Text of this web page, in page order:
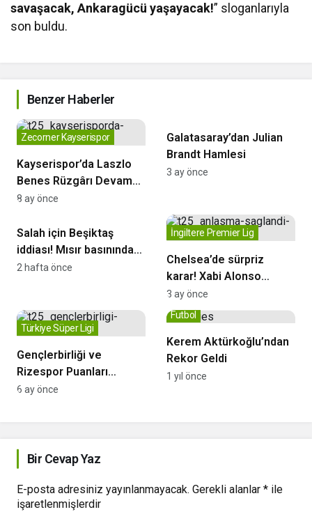
savaşacak, Ankaragücü yaşayacak!” sloganlarıyla
son buldu.
Benzer Haberler
Kayserispor’da Laszlo
Benes Rüzgârı Devam
Ediyor
Zecorner Kayserispor
8 ay önce
Galatasaray’dan Julian
Brandt Hamlesi
3 ay önce
Salah için Beşiktaş
iddiası! Mısır basınından
flaş transfer açıklaması
Futbol
2 hafta önce
Chelsea’de sürpriz
karar! Xabi Alonso
dönemi başlıyor
İngiltere Premier Lig
3 ay önce
Gençlerbirliği ve
Rizespor Puanları
Paylaştı
Türkiye Süper Ligi
6 ay önce
Kerem Aktürkoğlu’ndan
Rekor Geldi
Futbol
1 yıl önce
Bir Cevap Yaz
E-posta adresiniz yayınlanmayacak. Gerekli alanlar * ile
işaretlenmişlerdir